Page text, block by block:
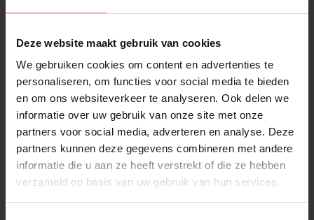
Deze website maakt gebruik van cookies
We gebruiken cookies om content en advertenties te
personaliseren, om functies voor social media te bieden
en om ons websiteverkeer te analyseren. Ook delen we
informatie over uw gebruik van onze site met onze
partners voor social media, adverteren en analyse. Deze
partners kunnen deze gegevens combineren met andere
informatie die u aan ze heeft verstrekt of die ze hebben
verzameld op basis van uw gebruik van hun services.
3JS
€ 6995,-
Lees meer